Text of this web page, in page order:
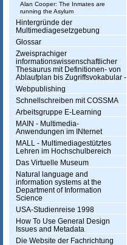
m
a
t
o
n
s
w
i
s
s
e
n
s
Alan Cooper: The Inmates are
running the Asylum
Hintergründe der
Multimediagesetzgebung
Glossar
Zweisprachiger
informationswissenschaftlicher
Thesaurus mit Definitionen- von
Ablaufplan bis Zugriffsvokabular -
Webpublishing
Schnellschreiben mit COSSMA
Arbeitsgruppe E-Learning
MAIN - Multimedia-
Anwendungen im INternet
MALL - Multimediagestütztes
Lehren im Hochschulbereich
Das Virtuelle Museum
Natural language and
information systems at the
Department of Information
Science
USA-Studienreise 1998
How To Use General Design
Issues and Metadata
Die Website der Fachrichtung